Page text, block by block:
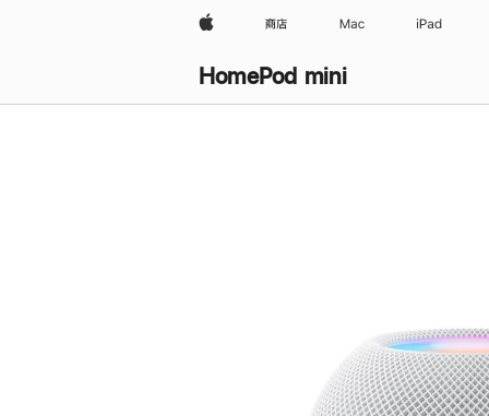
Apple 商店 Mac iPad
HomePod mini